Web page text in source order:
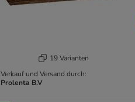
19 Varianten
Verkauf und Versand durch:
Prolenta B.V